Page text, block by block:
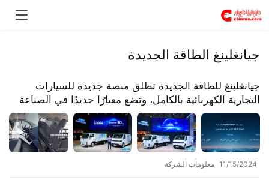
جيانغلينغ الطاقة الجديدة
جيانغلينغ للطاقة الجديدة تطلق منصة جديدة للسيارات
التجارية الكهربائية بالكامل، وتضع معيارًا جديدًا في الصناعة
11/15/2024 معلومات الشركة